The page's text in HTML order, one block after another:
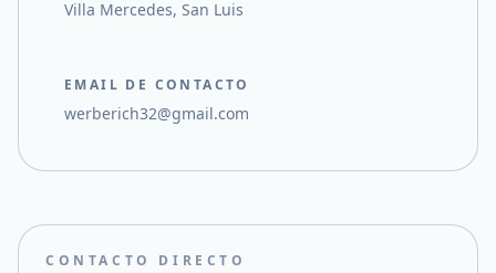
Villa Mercedes, San Luis
EMAIL DE CONTACTO
werberich32@gmail.com
CONTACTO DIRECTO